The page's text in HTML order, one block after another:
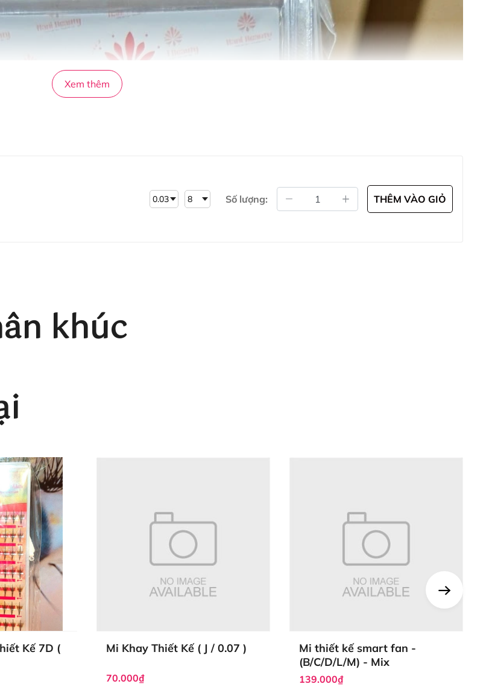
Xem thêm
Số lượng: THÊM VÀO GIỎ
khúc
Kế 7D (
Mi Khay Thiết Kế ( J / 0.07 )
70.000₫
Mi thiết kế smart fan -
(B/C/D/L/M) - Mix
139.000₫